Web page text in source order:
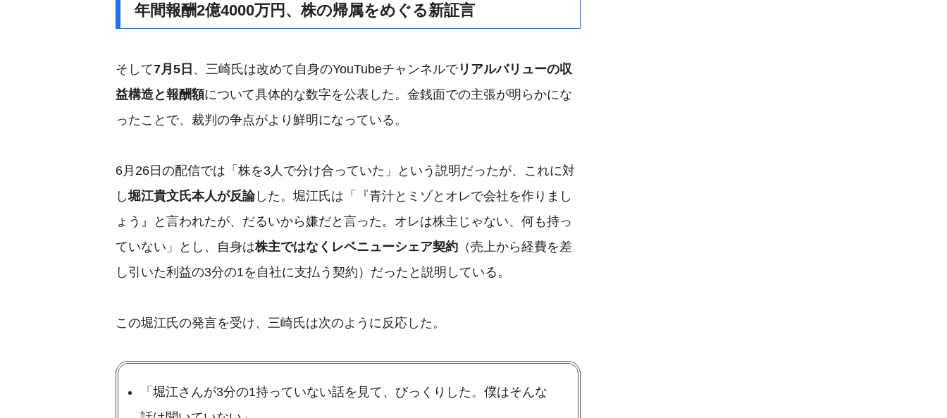
年間報酬2億4000万円、株の帰属をめぐる新証言
そして7月5日 、三崎氏は改めて自身のYouTubeチャンネルでリアルバリューの収
益構造と報酬額について具体的な数字を公表した。金銭面での主張が明らかにな
ったことで、裁判の争点がより鮮明になっている。
6月26日の配信では「株を3人で分け合っていた」という説明だったが、これに対
し堀江貴文氏本人が反論した。堀江氏は「『青汁とミゾとオレで会社を作りまし
ょう』と言われたが、だるいから嫌だと言った。オレは株主じゃない、何も持っ
ていない」とし、自身は株主ではなくレベニューシェア契約 （売上から経費を差
し引いた利益の3分の1を自社に支払う契約）だったと説明している。
この堀江氏の発言を受け、三崎氏は次のように反応した。
「堀江さんが3分の1持っていない話を見て、びっくりした。僕はそんな